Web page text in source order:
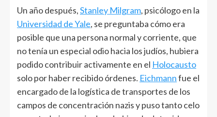
Un año después,Stanley Milgram, psicólogo en la
Universidad de Yale, se preguntaba cómo era
posible que una persona normal y corriente, que
no tenía un especial odio hacia los judíos, hubiera
podido contribuir activamente en el Holocausto
solo por haber recibido órdenes. Eichmannfue el
encargado de la logística de transportes de los
campos de concentración nazis y puso tanto celo